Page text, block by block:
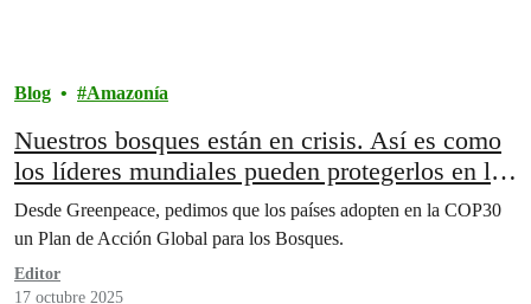
Blog Amazonía
Nuestros bosques están en crisis. Así es como
los líderes mundiales pueden protegerlos en la
COP30
Desde Greenpeace, pedimos que los países adopten en la COP30
un Plan de Acción Global para los Bosques.
Editor
17 octubre 2025